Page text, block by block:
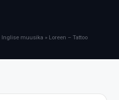
Inglise muusika » Loreen – Tattoo